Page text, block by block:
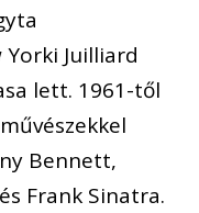
Juilliard
lett. 1961-től
Bennett,
Frank Sinatra.